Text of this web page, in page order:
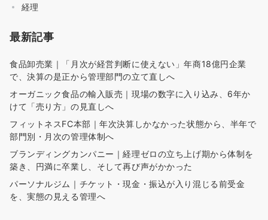
経理
最新記事
食品卸売業｜「月次が経営判断に使えない」年商18億円企業
で、決算の是正から管理部門の立て直しへ
オーガニック食品の輸入販売｜現場の数字に入り込み、6年か
けて「売り方」の見直しへ
フィットネスFC本部｜年次決算しかなかった状態から、半年で
部門別・月次の管理体制へ
ブランディングカンパニー｜経理ゼロの立ち上げ期から体制を
築き、円満に卒業し、そして再び声がかかった
パーソナルジム｜チケット・現金・振込が入り混じる前受金
を、実態の見える管理へ